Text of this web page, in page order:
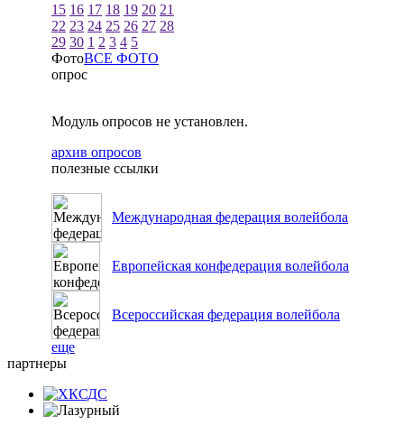
15 16 17 18 19 20 21
22 23 24 25 26 27 28
29 30 1 2 3 4 5
ФотоВСЕ ФОТО
опрос
Модуль опросов не установлен.
архив опросов
полезные ссылки
Международная федерация волейбола
Европейская конфедерация волейбола
Всероссийская федерация волейбола
еще
партнеры